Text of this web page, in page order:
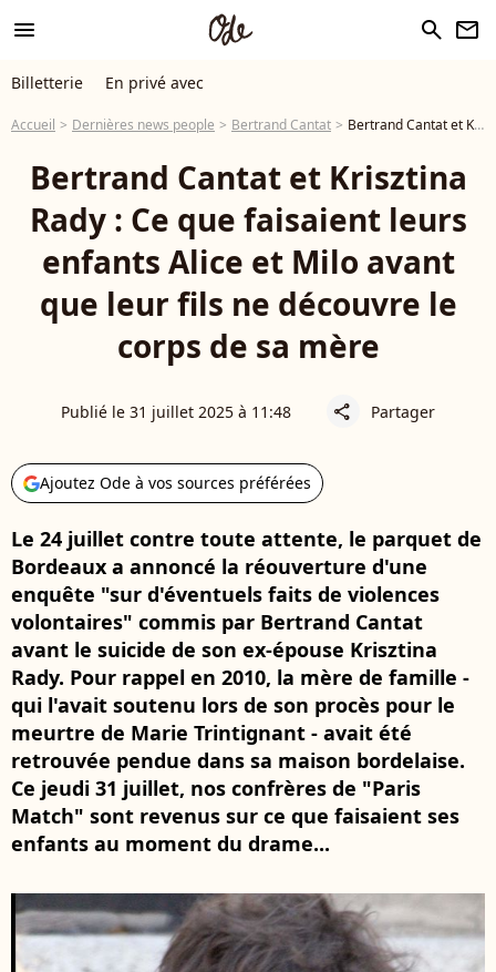
menu search newsletter
Billetterie En privé avec
Accueil Dernières news people Bertrand Cantat Bertrand Cantat et Krisztina Rady : Ce que faisaient leurs enfants Alice et Milo avant que leur fils ne découvre le corps de sa mère
Bertrand Cantat et Krisztina
Rady : Ce que faisaient leurs
enfants Alice et Milo avant
que leur fils ne découvre le
corps de sa mère
Publié le 31 juillet 2025 à 11:48 share Partager
Ajoutez Ode à vos sources préférées
Le 24 juillet contre toute attente, le parquet de
Bordeaux a annoncé la réouverture d'une
enquête "sur d'éventuels faits de violences
volontaires" commis par Bertrand Cantat
avant le suicide de son ex-épouse Krisztina
Rady. Pour rappel en 2010, la mère de famille -
qui l'avait soutenu lors de son procès pour le
meurtre de Marie Trintignant - avait été
retrouvée pendue dans sa maison bordelaise.
Ce jeudi 31 juillet, nos confrères de "Paris
Match" sont revenus sur ce que faisaient ses
enfants au moment du drame...